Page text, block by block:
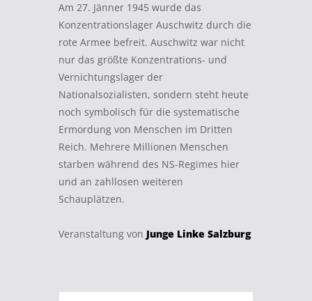
Am 27. Jänner 1945 wurde das
Konzentrationslager Auschwitz durch die
rote Armee befreit. Auschwitz war nicht
nur das größte Konzentrations- und
Vernichtungslager der
Nationalsozialisten, sondern steht heute
noch symbolisch für die systematische
Ermordung von Menschen im Dritten
Reich. Mehrere Millionen Menschen
starben während des NS-Regimes hier
und an zahllosen weiteren
Schauplätzen.
Veranstaltung von Junge Linke Salzburg